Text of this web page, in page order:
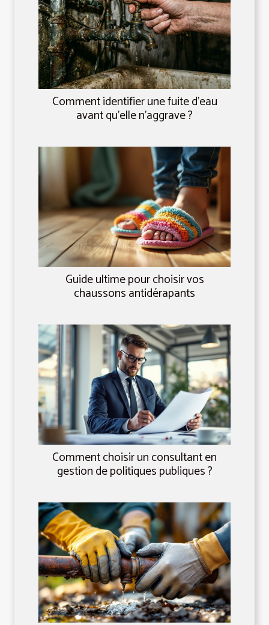
Comment identifier une fuite d'eau
avant qu'elle n'aggrave ?
Guide ultime pour choisir vos
chaussons antidérapants
Comment choisir un consultant en
gestion de politiques publiques ?